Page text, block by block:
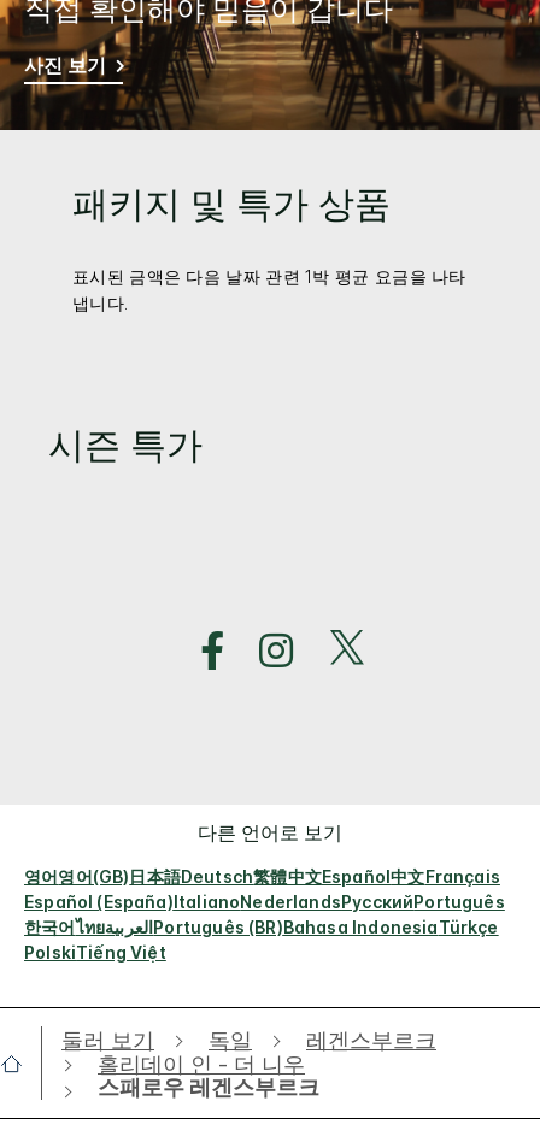
직접 확인해야 믿음이 갑니다
사진 보기
패키지 및 특가 상품
표시된 금액은 다음 날짜 관련 1박 평균 요금을 나타
냅니다.
시즌 특가
다른 언어로 보기
영어영어(GB)日本語Deutsch繁體中文Español中文Français
Español (España)ItalianoNederlandsРусскийPortuguês
한국어ไทยالعربيةPortuguês (BR)Bahasa IndonesiaTürkçe
PolskiTiếng Việt
둘러 보기 독일
레겐스부르크
홀리데이 인 - 더 니우
스패로우 레겐스부르크